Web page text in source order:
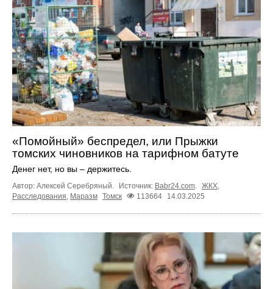
«Помойный» беспредел, или Прыжки
томских чиновников на тарифном батуте
Денег нет, но вы – держитесь.
Автор: Алексей Серебряный. Источник: Babr24.com ЖКХ
Расследования Маразм Томск 113664 14.03.2025